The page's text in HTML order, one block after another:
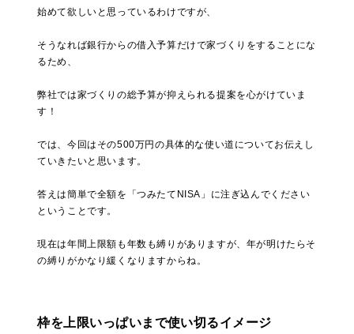
始めて欲しいと思っているわけですが、
そうなれば銀行からの借入予算だけで家づくりをすることにな
るため、
弊社では家づくりの総予算が抑えられる提案を心がけていま
す！
では、今回はその500万円の具体的な使い道についてお伝えし
ていきたいと思います。
答えは簡単で全額を「つみたてNISA」に注ぎ込んでください
ということです。
現在は年間上限額も年数も縛りがありますが、年が明けたらそ
の縛りがかなり緩くなりますからね。
枠を上限いっぱいまで使い切るイメージ